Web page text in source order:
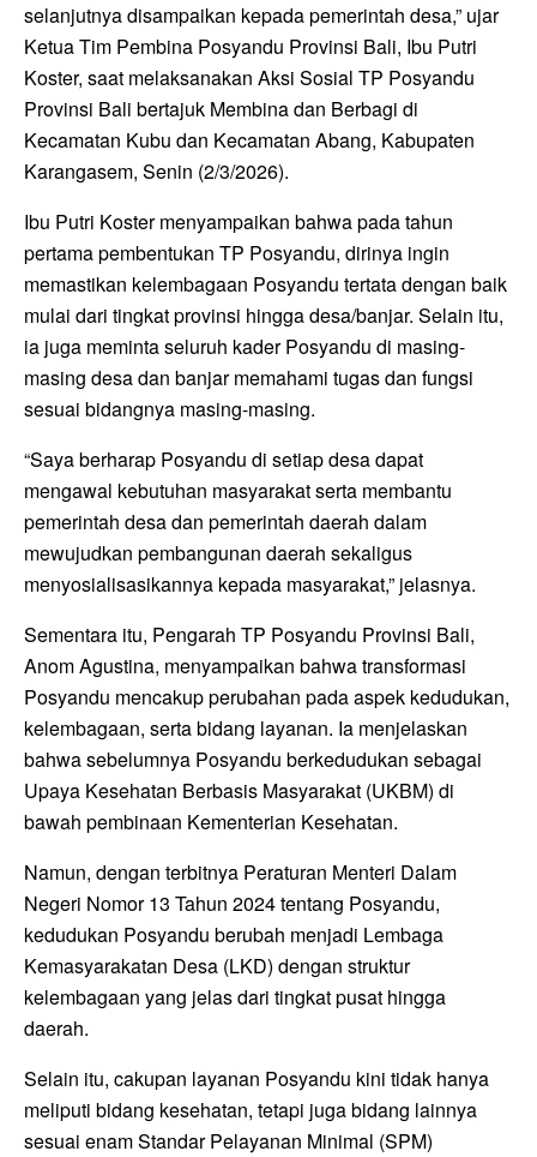
selanjutnya disampaikan kepada pemerintah desa,” ujar
Ketua Tim Pembina Posyandu Provinsi Bali, Ibu Putri
Koster, saat melaksanakan Aksi Sosial TP Posyandu
Provinsi Bali bertajuk Membina dan Berbagi di
Kecamatan Kubu dan Kecamatan Abang, Kabupaten
Karangasem, Senin (2/3/2026).
Ibu Putri Koster menyampaikan bahwa pada tahun
pertama pembentukan TP Posyandu, dirinya ingin
memastikan kelembagaan Posyandu tertata dengan baik
mulai dari tingkat provinsi hingga desa/banjar. Selain itu,
ia juga meminta seluruh kader Posyandu di masing-
masing desa dan banjar memahami tugas dan fungsi
sesuai bidangnya masing-masing.
“Saya berharap Posyandu di setiap desa dapat
mengawal kebutuhan masyarakat serta membantu
pemerintah desa dan pemerintah daerah dalam
mewujudkan pembangunan daerah sekaligus
menyosialisasikannya kepada masyarakat,” jelasnya.
Sementara itu, Pengarah TP Posyandu Provinsi Bali,
Anom Agustina, menyampaikan bahwa transformasi
Posyandu mencakup perubahan pada aspek kedudukan,
kelembagaan, serta bidang layanan. Ia menjelaskan
bahwa sebelumnya Posyandu berkedudukan sebagai
Upaya Kesehatan Berbasis Masyarakat (UKBM) di
bawah pembinaan Kementerian Kesehatan.
Namun, dengan terbitnya Peraturan Menteri Dalam
Negeri Nomor 13 Tahun 2024 tentang Posyandu,
kedudukan Posyandu berubah menjadi Lembaga
Kemasyarakatan Desa (LKD) dengan struktur
kelembagaan yang jelas dari tingkat pusat hingga
daerah.
Selain itu, cakupan layanan Posyandu kini tidak hanya
meliputi bidang kesehatan, tetapi juga bidang lainnya
sesuai enam Standar Pelayanan Minimal (SPM)